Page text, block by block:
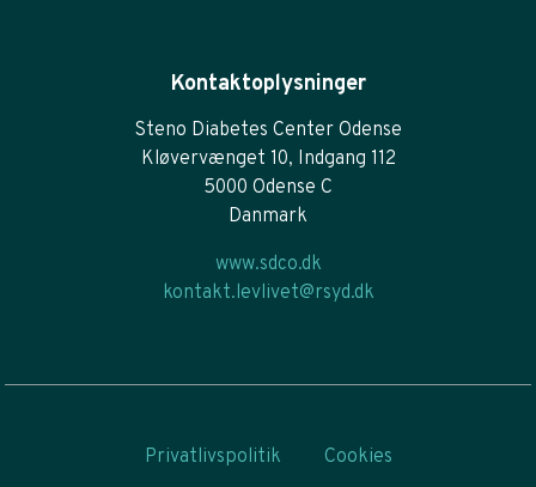
Kontaktoplysninger
Steno Diabetes Center Odense
Kløvervænget 10, Indgang 112
5000 Odense C
Danmark
www.sdco.dk
kontakt.levlivet@rsyd.dk
Privatlivspolitik Cookies